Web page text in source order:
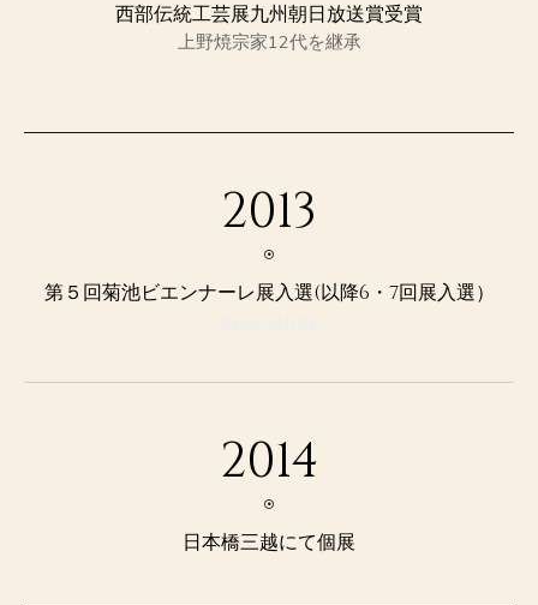
西部伝統工芸展九州朝日放送賞受賞
上野焼宗家12代を継承
2013
第５回菊池ビエンナーレ展入選(以降6・7回展入選）
2014
日本橋三越にて個展